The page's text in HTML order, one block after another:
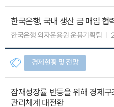
한국은행, 국내 생산 금 매입 협
한국은행 외자운용원 운용기획팀
경제현황 및 전망
잠재성장률 반등을 위해 경제
관리체계 대전환